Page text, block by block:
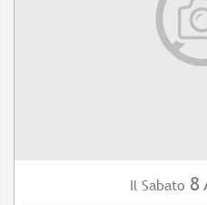
Il Sabato 8